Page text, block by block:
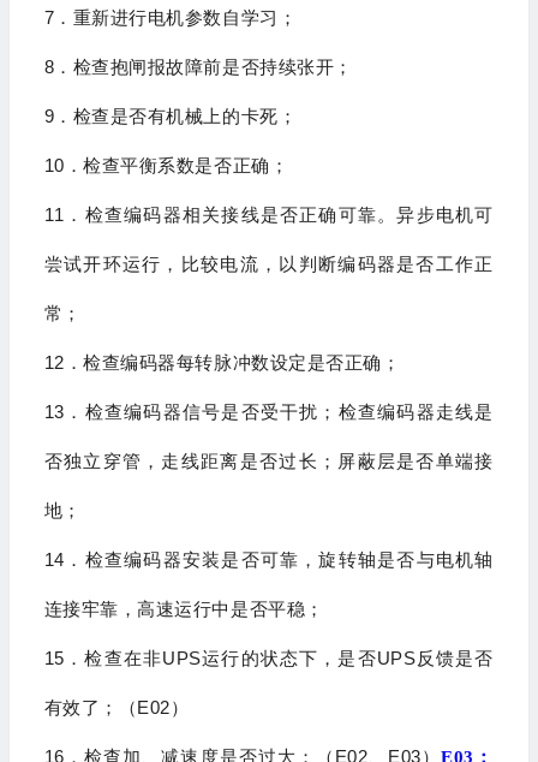
7 ．重新进行电机参数自学习；
8 ．检查抱闸报故障前是否持续张开；
9 ．检查是否有机械上的卡死；
10 ．检查平衡系数是否正确；
11 ．检查编码器相关接线是否正确可靠。异步电机可
尝试开环运行，比较电流， 以判断编码器是否工作正
常；
12 ．检查编码器每转脉冲数设定是否正确；
13 ．检查编码器信号是否受干扰；检查编码器走线是
否独立穿管，走线距离是否过长； 屏蔽层是否单端接
地；
14 ．检查编码器安装是否可靠，旋转轴是否与电机轴
连接牢靠，高速运行中是否平稳；
15 ．检查在非UPS运行的状态下，是否UPS反馈是否
有效了；（E02）
16 ．检查加、减速度是否过大；（ E02 E03）E03 ：